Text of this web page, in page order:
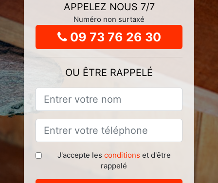
APPELEZ NOUS 7/7
Numéro non surtaxé
09 73 76 26 30
OU ÊTRE RAPPELÉ
J'accepte les conditions et d'être
rappelé